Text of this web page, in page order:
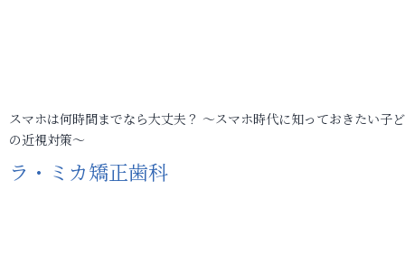
スマホは何時間までなら大丈夫？ ～スマホ時代に知っておきたい子
の近視対策～
ラ・ミカ矯正歯科